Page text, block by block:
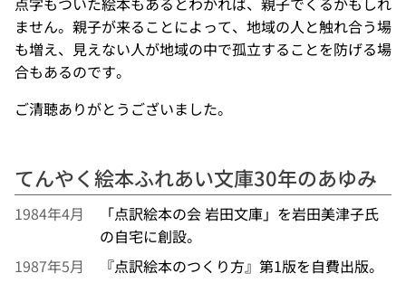
ません。親子が来ることによって、地域の人と触れ合う場
も増え、見えない人が地域の中で孤立することを防げる場
合もあるのです。
ご清聴ありがとうございました。
てんやく絵本ふれあい文庫30年のあゆみ
1984年4月
「点訳絵本の会 岩田文庫」を岩田美津子氏
の自宅に創設。
1987年5月
『点訳絵本のつくり方』第1版を自費出版。